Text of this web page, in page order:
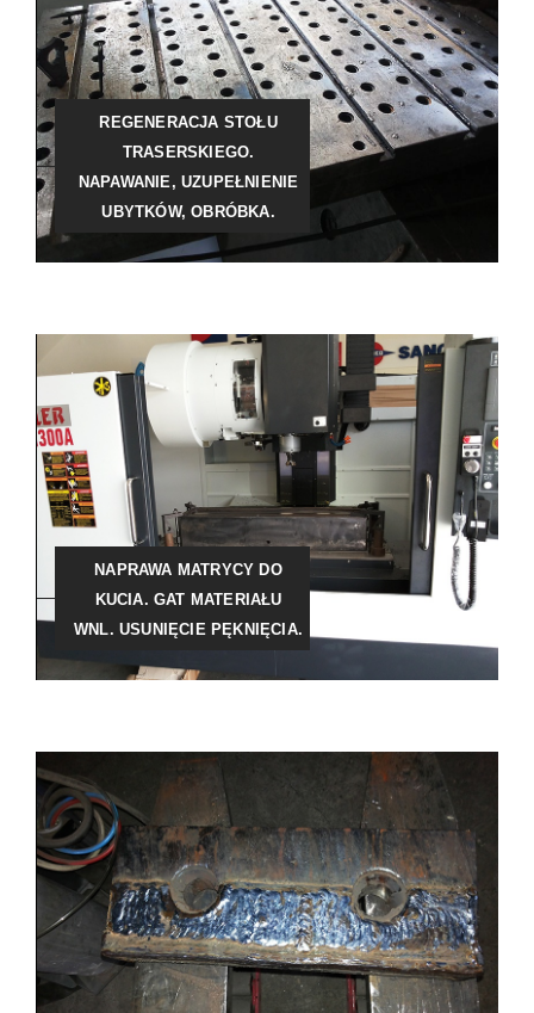
REGENERACJA STOŁU
TRASERSKIEGO.
NAPAWANIE, UZUPEŁNIENIE
UBYTKÓW, OBRÓBKA.
NAPRAWA MATRYCY DO
KUCIA. GAT MATERIAŁU
WNL. USUNIĘCIE PĘKNIĘCIA.